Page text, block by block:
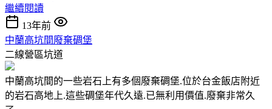
繼續閱讀
13年前
中蘭高坑間廢棄碉堡
二線營區坑道
中蘭高坑間的一些岩石上有多個廢棄碉堡.位於台金飯店附近
的岩石高地上.這些碉堡年代久遠.已無利用價值.廢棄非常久